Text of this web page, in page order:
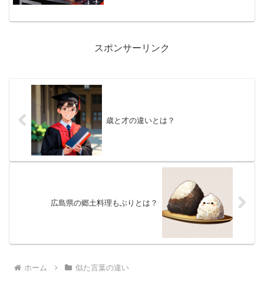
スポンサーリンク
歳と才の違いとは？
広島県の郷土料理もぶりとは？
ホーム 似た言葉の違い